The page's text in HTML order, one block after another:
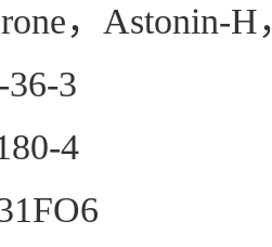
，Astonin-H
3
4